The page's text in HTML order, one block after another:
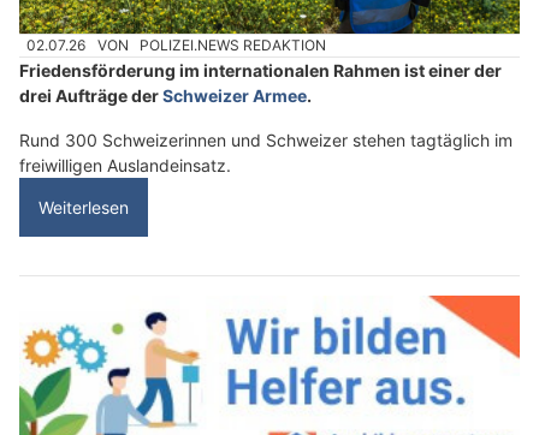
02.07.26 VON POLIZEI.NEWS REDAKTION
Friedensförderung im internationalen Rahmen ist einer der
drei Aufträge derSchweizer Armee.
Rund 300 Schweizerinnen und Schweizer stehen tagtäglich im
freiwilligen Auslandeinsatz.
Weiterlesen